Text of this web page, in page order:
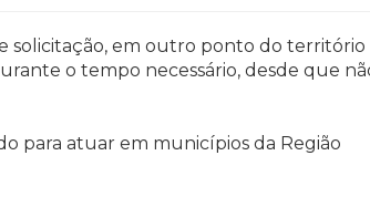
em outro ponto do território
o tempo necessário, desde que
para atuar em municípios da Região